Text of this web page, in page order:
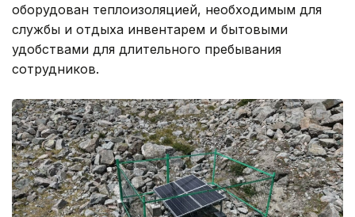
оборудован теплоизоляцией, необходимым для
службы и отдыха инвентарем и бытовыми
удобствами для длительного пребывания
сотрудников.